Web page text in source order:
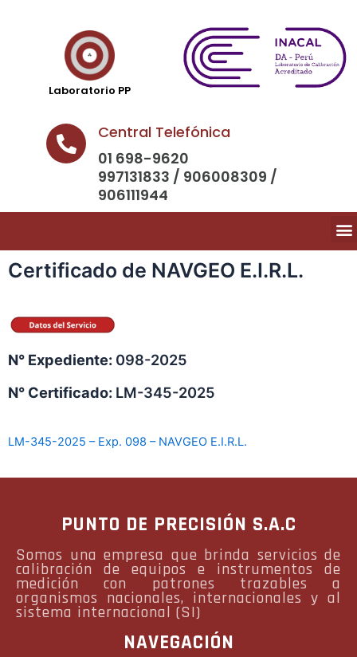
Laboratorio PP
Central Telefónica
01 698-9620
997131833 / 906008309 /
906111944
Certificado de NAVGEO E.I.R.L.
N° Expediente: 098-2025
N° Certificado: LM-345-2025
LM-345-2025 – Exp. 098 – NAVGEO E.I.R.L.
PUNTO DE PRECISIÓN S.A.C
Somos una empresa que brinda servicios de
calibración de equipos e instrumentos de
medición con patrones trazables a
organismos nacionales, internacionales y al
sistema internacional (SI)
NAVEGACIÓN